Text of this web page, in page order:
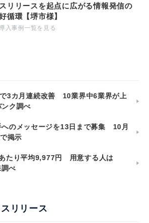
スリリースを起点に広がる情報発信の
循環【堺市様】
入事例一覧を見る
3カ月連続改善 10業界中6業界が上
ク調べ
へのメッセージを13日まで募集 10月
掲示
たり平均9,977円 用意する人は
べ
リリース